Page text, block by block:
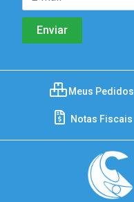
Meus Pedidos
Notas Fiscais